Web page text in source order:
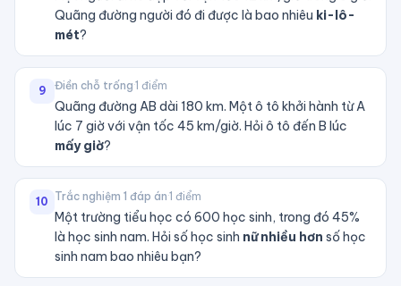
Quãng đường người đó đi được là bao nhiêu ki-lô-
mét?
9 Điền chỗ trống·1 điểm
Quãng đường AB dài 180 km. Một ô tô khởi hành từ A
lúc 7 giờ với vận tốc 45 km/giờ. Hỏi ô tô đến B lúc
mấy giờ?
10 Trắc nghiệm 1 đáp án·1 điểm
Một trường tiểu học có 600 học sinh, trong đó 45%
là học sinh nam. Hỏi số học sinh nữ nhiều hơn số học
sinh nam bao nhiêu bạn?